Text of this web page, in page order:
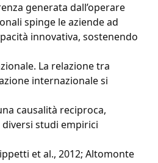
generata dall’operare
spinge le aziende ad
innovativa, sostenendo
La relazione tra
internazionale si
causalità reciproca,
studi empirici
et al., 2012; Altomonte